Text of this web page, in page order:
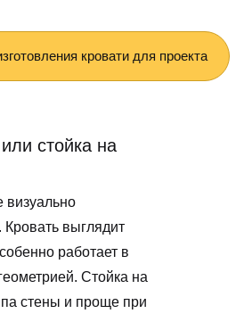
кровати для проекта
стойка на
визуально
Кровать выглядит
работает в
Стойка на
стены и проще при